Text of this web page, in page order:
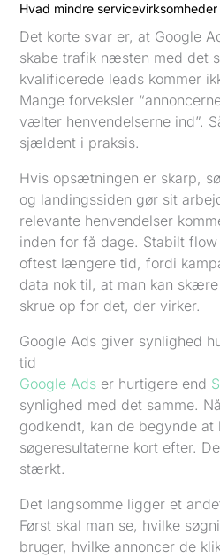
Hvad mindre
Det korte svar er, at Google
skabe trafik næsten med det
kvalificerede leads kommer
Mange forveksler
vælter henvendelserne ind”.
sjældent i praksis.
Hvis opsætningen er skarp,
og landingssiden gør sit
relevante henvendelser
inden for få dage. Stabilt
oftest længere tid, fordi
data nok til, at man kan
skrue op for det, der virker.
Google Ads giver synlighed
tid
Google Ads er hurtigere end
synlighed med det samme.
godkendt, kan de begynde at
søgeresultaterne kort efter.
stærkt.
Det langsomme ligger et
Først skal man se, hvilke
bruger, hvilke annoncer de